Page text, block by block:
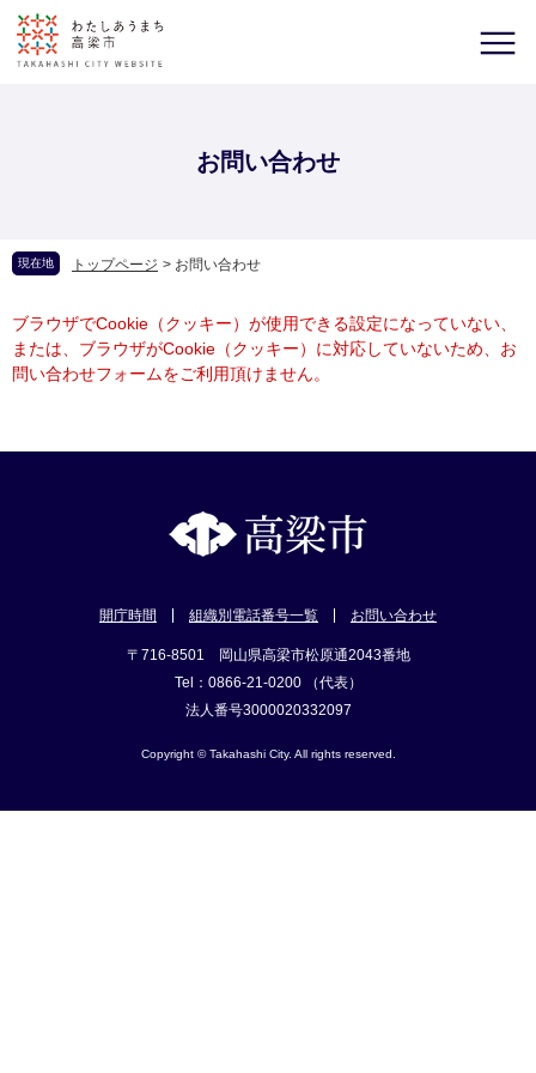
お問い合わせ
現在地 トップページ > お問い合わせ
ブラウザでCookie（クッキー）が使用できる設定になっていない、
または、ブラウザがCookie（クッキー）に対応していないため、お
問い合わせフォームをご利用頂けません。
開庁時間 組織別電話番号一覧 お問い合わせ
〒716-8501 岡山県高梁市松原通2043番地
Tel：0866-21-0200 （代表）
法人番号3000020332097
Copyright © Takahashi City. All rights reserved.